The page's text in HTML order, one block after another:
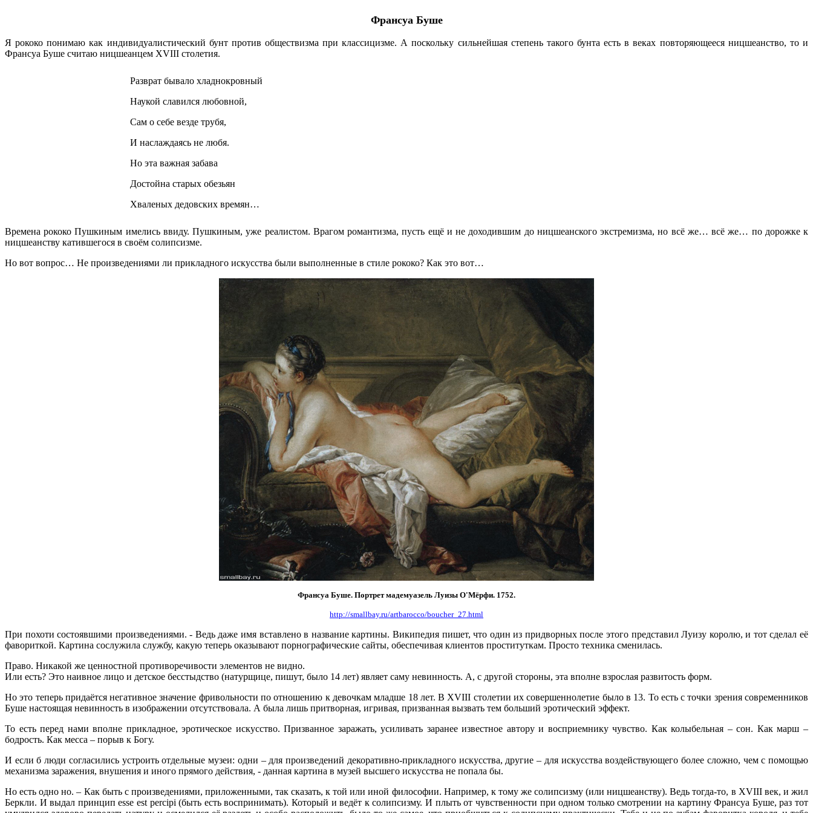
Франсуа Буше
Я рококо понимаю как индивидуалистический бунт против обществизма при классицизме. А поскольку сильнейшая степень такого бунта есть в веках повторяющееся ницшеанство, то и
Франсуа Буше считаю ницшеанцем XVIII столетия.
Разврат бывало хладнокровный
Наукой славился любовной,
Сам о себе везде трубя,
И наслаждаясь не любя.
Но эта важная забава
Достойна старых обезьян
Хваленых дедовских времян…
Времена рококо Пушкиным имелись ввиду. Пушкиным, уже реалистом. Врагом романтизма, пусть ещё и не доходившим до ницшеанского экстремизма, но всё же… всё же… по дорожке к
ницшеанству катившегося в своём солипсизме.
Но вот вопрос… Не произведениями ли прикладного искусства были выполненные в стиле рококо? Как это вот…
Франсуа Буше. Портрет мадемуазель Луизы О'Мёрфи. 1752.
http://smallbay.ru/artbarocco/boucher_27.html
При похоти состоявшими произведениями. - Ведь даже имя вставлено в название картины. Википедия пишет, что один из придворных после этого представил Луизу королю, и тот сделал её
фавориткой. Картина сослужила службу, какую теперь оказывают порнографические сайты, обеспечивая клиентов проституткам. Просто техника сменилась.
Право. Никакой же ценностной противоречивости элементов не видно.
Или есть? Это наивное лицо и детское бесстыдство (натурщице, пишут, было 14 лет) являет саму невинность. А, с другой стороны, эта вполне взрослая развитость форм.
Но это теперь придаётся негативное значение фривольности по отношению к девочкам младше 18 лет. В XVIII столетии их совершеннолетие было в 13. То есть с точки зрения современников
Буше настоящая невинность в изображении отсутствовала. А была лишь притворная, игривая, призванная вызвать тем больший эротический эффект.
То есть перед нами вполне прикладное, эротическое искусство. Призванное заражать, усиливать заранее известное автору и восприемнику чувство. Как колыбельная – сон. Как марш –
бодрость. Как месса – порыв к Богу.
И если б люди согласились устроить отдельные музеи: одни – для произведений декоративно-прикладного искусства, другие – для искусства воздействующего более сложно, чем с помощью
механизма заражения, внушения и иного прямого действия, - данная картина в музей высшего искусства не попала бы.
Но есть одно но. – Как быть с произведениями, приложенными, так сказать, к той или иной философии. Например, к тому же солипсизму (или ницшеанству). Ведь тогда-то, в XVIII век, и жил
Беркли. И выдал принцип esse est percipi (быть есть воспринимать). Который и ведёт к солипсизму. И плыть от чувственности при одном только смотрении на картину Франсуа Буше, раз тот